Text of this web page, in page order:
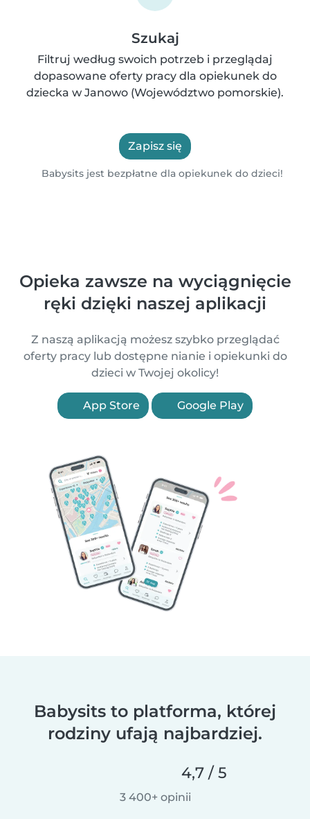
Szukaj
Filtruj według swoich potrzeb i przeglądaj
dopasowane oferty pracy dla opiekunek do
dziecka w Janowo (Województwo pomorskie).
Zapisz się
Babysits jest bezpłatne dla opiekunek do dzieci!
Opieka zawsze na wyciągnięcie
ręki dzięki naszej aplikacji
Z naszą aplikacją możesz szybko przeglądać
oferty pracy lub dostępne nianie i opiekunki do
dzieci w Twojej okolicy!
App Store Google Play
Babysits to platforma, której
rodziny ufają najbardziej.
4,7 / 5
3 400+ opinii